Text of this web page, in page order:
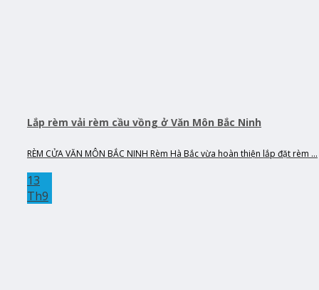
Lắp rèm vải rèm cầu vồng ở Văn Môn Bắc Ninh
RÈM CỬA VĂN MÔN BẮC NINH Rèm Hà Bắc vừa hoàn thiện lắp đặt rèm ...
13
Th9